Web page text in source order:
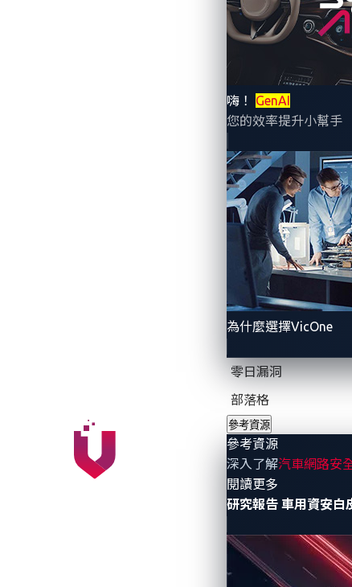
嗨！ GenAI
您的效率提升小幫手
為什麼選擇VicOne
零日漏洞
部落格
參考資源
參考資源
深入了解汽車網路安
閱讀更多
研究報告 車用資安白
《資安韌性法(EU Cyber Resilience
Elements, PDE）制定統一且嚴格的網
合規義務將自 2027 年 11 月 10 日起全
CRA 對汽車產業生態
雖然車廠目前已經遵循如 UN R156（
單獨符合 CRA 的合規要求。
第三方車載應用程式與售後市場軟
無線連接裝置（如免鑰匙進入系統）
農業與建築機械中的數位控制模組
依據 《資安韌性法(CRA)》，製造商必
補或是緩解措施。不遵守規定將可能面
SBOM（軟體物料清單）或未執行安全
CRA 合規的三大挑戰
對於供應商與開發者而言，CRA 帶來幾